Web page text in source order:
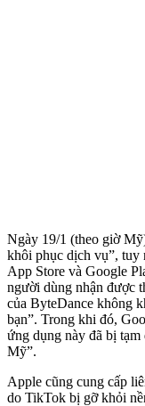
Ngày 19/1 (theo giờ
khôi phục dịch vụ”, tuy
App Store và Google
người dùng nhận được
của ByteDance không
bạn”. Trong khi đó,
ứng dụng này đã bị
Mỹ”.
Apple cũng cung cấp
do TikTok bị gỡ khỏi